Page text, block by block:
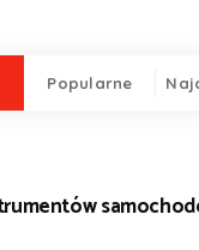
Popularne